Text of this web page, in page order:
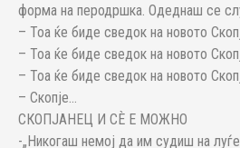
форма на перодршка. Одеднаш се
– Тоа ќе биде сведок на новото
– Тоа ќе биде сведок на новото
– Тоа ќе биде сведок на новото
– Скопје…
СКОПЈАНЕЦ И СÈ Е МОЖНО
-„Никогаш немој да им судиш на